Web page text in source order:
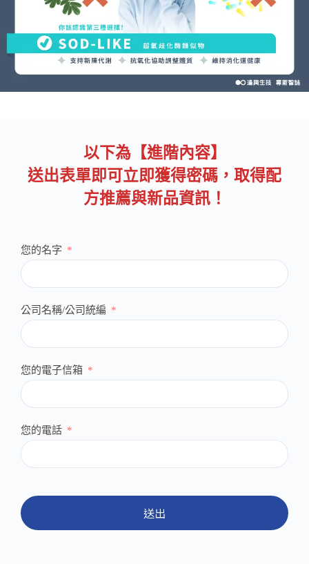
以下為【進階內容】
送出表單即可立即獲得密碼，取得配
方推薦與新品資訊！
您的名字
公司名稱/公司統編
您的電子信箱
您的電話
送出